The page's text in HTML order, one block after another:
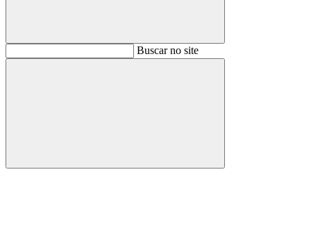
BuscarBuscar no site
Buscar